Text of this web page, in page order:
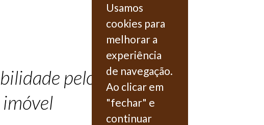
Usamos
cookies para
melhorar a
experiência
de navegação.
Ao clicar em
"fechar" e
continuar
pelo pagamento
imóvel